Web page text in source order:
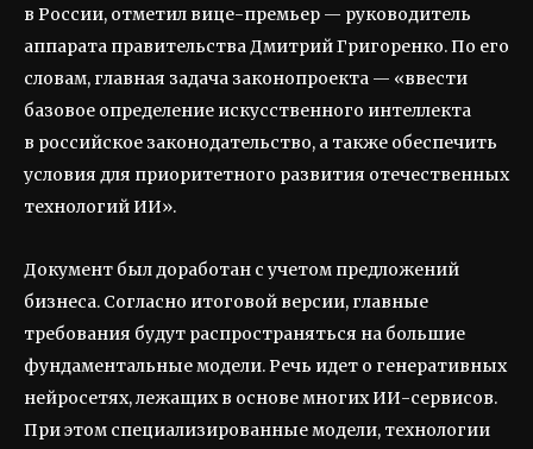
в России, отметил вице-премьер — руководитель
аппарата правительства Дмитрий Григоренко. По его
словам, главная задача законопроекта — «ввести
базовое определение искусственного интеллекта
в российское законодательство, а также обеспечить
условия для приоритетного развития отечественных
технологий ИИ».
Документ был доработан с учетом предложений
бизнеса. Согласно итоговой версии, главные
требования будут распространяться на большие
фундаментальные модели. Речь идет о генеративных
нейросетях, лежащих в основе многих ИИ-сервисов.
При этом специализированные модели, технологии